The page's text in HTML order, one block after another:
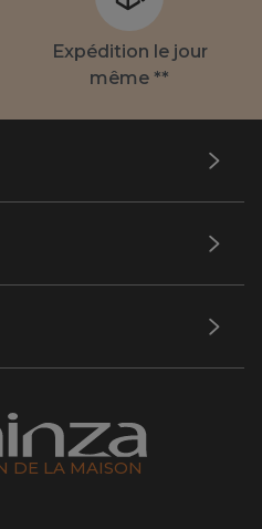
Expédition le jour
même **
DE LA MAISON